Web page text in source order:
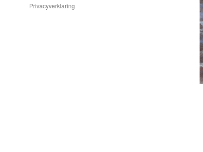
Privacyverklaring